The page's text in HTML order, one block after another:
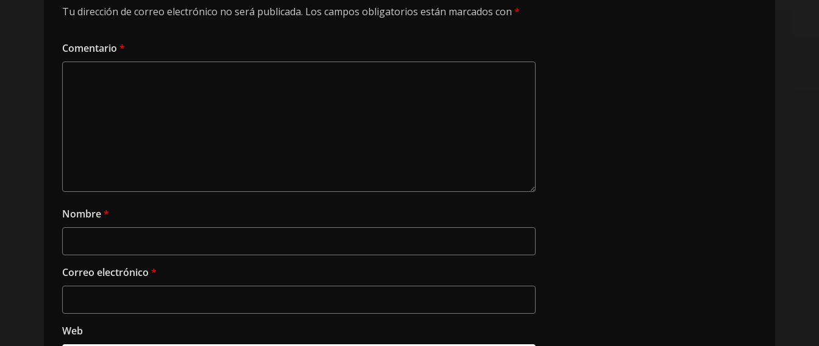
Tu dirección de correo electrónico no será publicada. Los campos obligatorios están marcados con *
Comentario *
Nombre*
Correo electrónico *
Web